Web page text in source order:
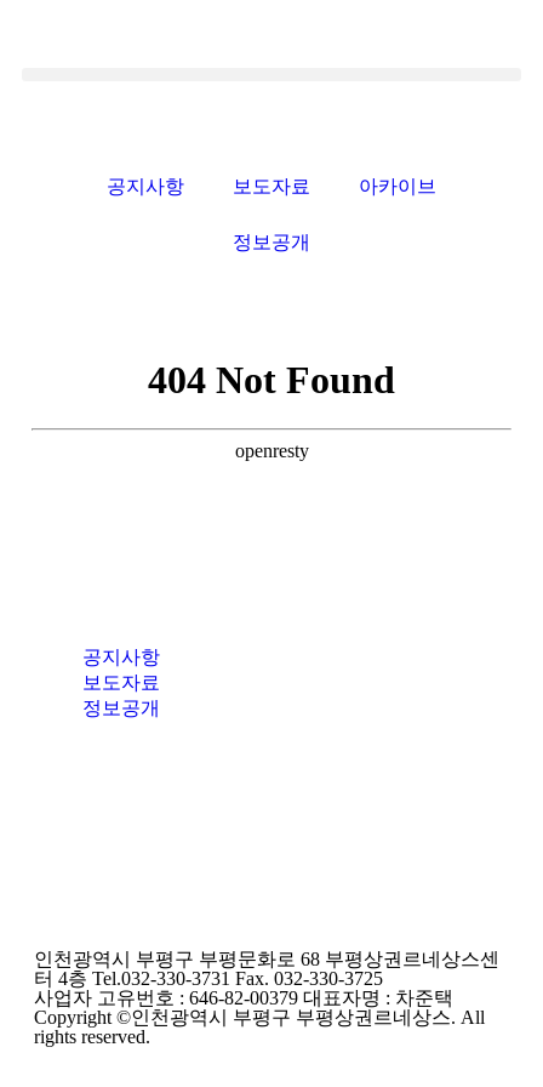
공지사항 보도자료 아카이브
정보공개
공지사항
보도자료
정보공개
인천광역시 부평구 부평문화로 68 부평상권르네상스센
터 4층 Tel.032-330-3731 Fax. 032-330-3725
사업자 고유번호 : 646-82-00379 대표자명 : 차준택
Copyright ©인천광역시 부평구 부평상권르네상스. All
rights reserved.